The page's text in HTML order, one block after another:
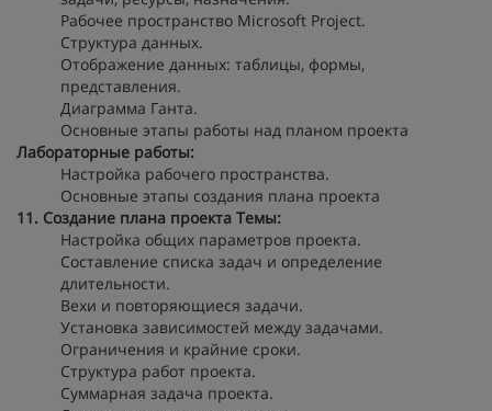
Рабочее пространство Microsoft Project.
Структура данных.
Отображение данных: таблицы, формы,
представления.
Диаграмма Ганта.
Основные этапы работы над планом проекта
Лабораторные работы:
Настройка рабочего пространства.
Основные этапы создания плана проекта
11. Создание плана проекта Темы:
Настройка общих параметров проекта.
Составление списка задач и определение
длительности.
Вехи и повторяющиеся задачи.
Установка зависимостей между задачами.
Ограничения и крайние сроки.
Структура работ проекта.
Суммарная задача проекта.